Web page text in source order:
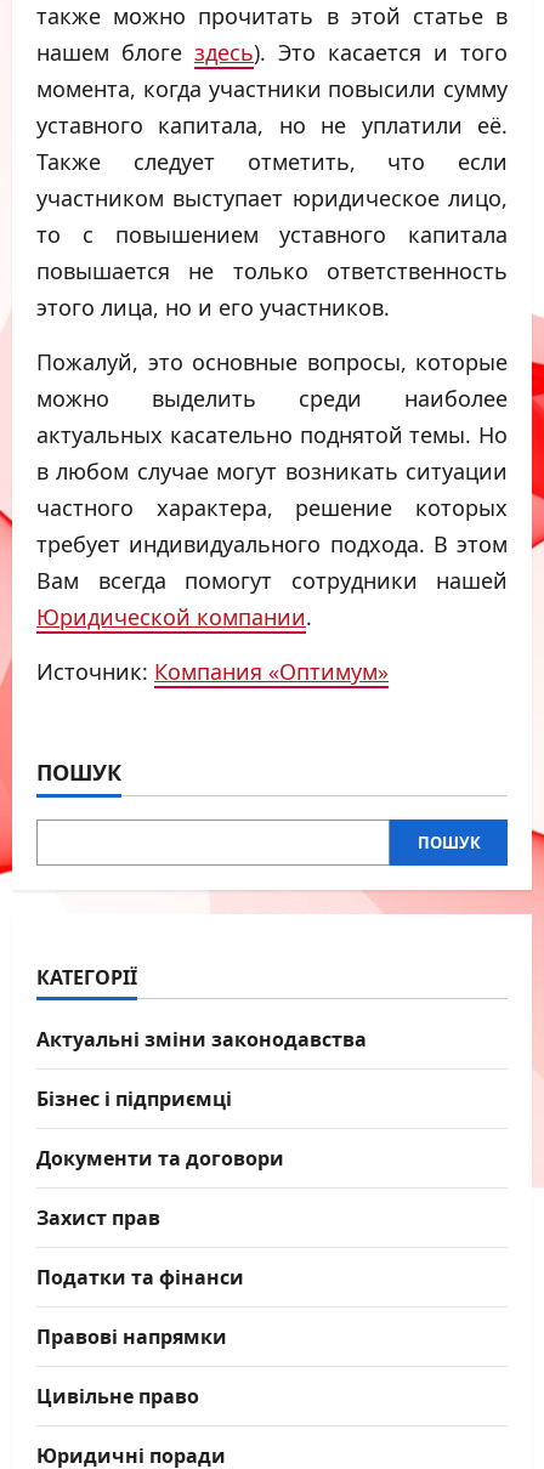
также можно прочитать в этой статье в
нашем блоге здесь). Это касается и того
момента, когда участники повысили сумму
уставного капитала, но не уплатили её.
Также следует отметить, что если
участником выступает юридическое лицо,
то с повышением уставного капитала
повышается не только ответственность
этого лица, но и его участников.
Пожалуй, это основные вопросы, которые
можно выделить среди наиболее
актуальных касательно поднятой темы. Но
в любом случае могут возникать ситуации
частного характера, решение которых
требует индивидуального подхода. В этом
Вам всегда помогут сотрудники нашей
Юридической компании.
Источник: Компания «Оптимум»
ПОШУК
ПОШУК
КАТЕГОРІЇ
Актуальні зміни законодавства
Бізнес і підприємці
Документи та договори
Захист прав
Податки та фінанси
Правові напрямки
Цивільне право
Юридичні поради